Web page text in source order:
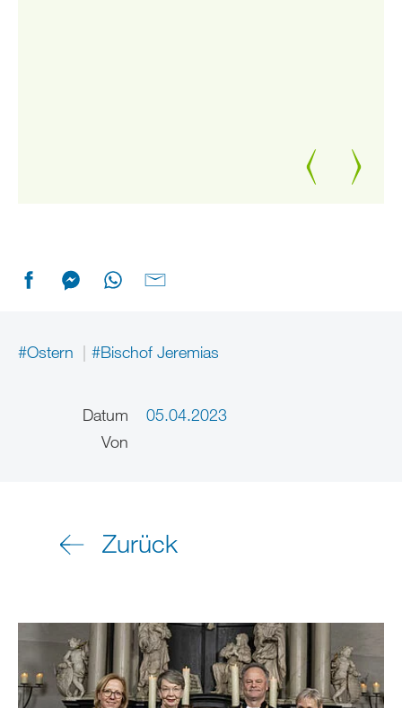
Zurück Weiter
#Ostern #Bischof Jeremias
Datum
05.04.2023
Von
Zurück